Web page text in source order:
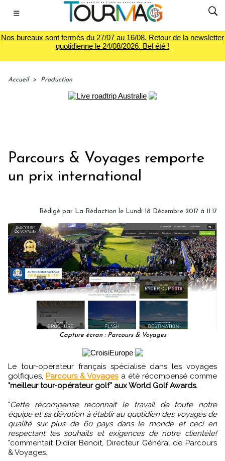
☰
Nos bureaux sont fermés du 27/07 au 16/08. Retour de la newsletter
quotidienne le 24/08/2026. Bel été !
Accueil > Production
Parcours & Voyages remporte
un prix international
Rédigé par La Rédaction le Lundi 18 Décembre 2017 à 11:17
Capture écran : Parcours & Voyages
Le tour-opérateur français spécialisé dans les voyages
golfiques, Parcours & Voyagesa été récompensé comme
"meilleur tour-opérateur golf" aux World Golf Awards.
"Cette récompense reconnaît le travail de toute notre
équipe et sa dévotion à établir au quotidien des voyages de
qualité sur plus de 60 pays dans le monde et ceci en
respectant les souhaits et exigences de notre clientèle!
"commentait Didier Benoit, Directeur Général de Parcours
& Voyages.